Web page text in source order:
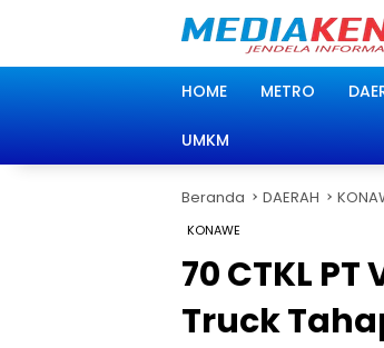
HOME METRO
UMKM
Beranda DAERAH
KONAWE
70 CTKL
Truck